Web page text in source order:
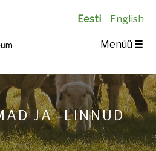
Eesti English
Menüü ☰
JA -LINNUD